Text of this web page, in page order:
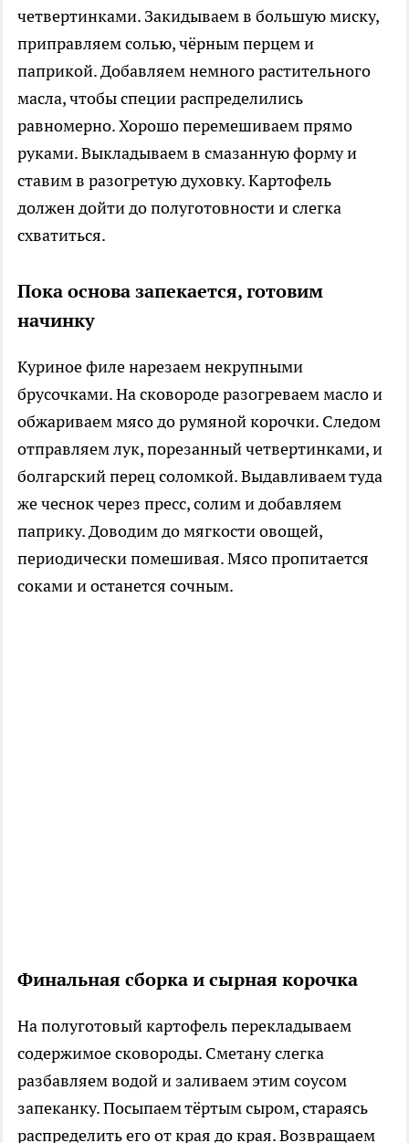
четвертинками. Закидываем в большую миску,
приправляем солью, чёрным перцем и
паприкой. Добавляем немного растительного
масла, чтобы специи распределились
равномерно. Хорошо перемешиваем прямо
руками. Выкладываем в смазанную форму и
ставим в разогретую духовку. Картофель
должен дойти до полуготовности и слегка
схватиться.
Пока основа запекается, готовим
начинку
Куриное филе нарезаем некрупными
брусочками. На сковороде разогреваем масло и
обжариваем мясо до румяной корочки. Следом
отправляем лук, порезанный четвертинками, и
болгарский перец соломкой. Выдавливаем туда
же чеснок через пресс, солим и добавляем
паприку. Доводим до мягкости овощей,
периодически помешивая. Мясо пропитается
соками и останется сочным.
Финальная сборка и сырная корочка
На полуготовый картофель перекладываем
содержимое сковороды. Сметану слегка
разбавляем водой и заливаем этим соусом
запеканку. Посыпаем тёртым сыром, стараясь
распределить его от края до края. Возвращаем